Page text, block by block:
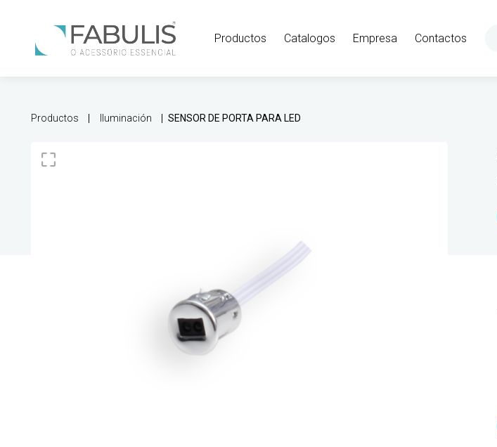
Productos Catalogos Empresa Contactos
Productos Iluminación SENSOR DE PORTA PARA LED